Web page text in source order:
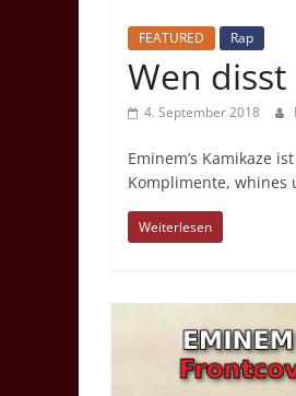
FEATURED Rap
Wen
4. September 2018
Eminem’s Kamikaze
Komplimente, whines
Weiterlesen